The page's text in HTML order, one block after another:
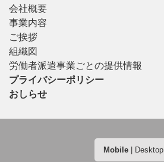
会社概要
事業内容
ご挨拶
組織図
労働者派遣事業ごとの提供情報
プライバシーポリシー
おしらせ
Mobile| Desktop